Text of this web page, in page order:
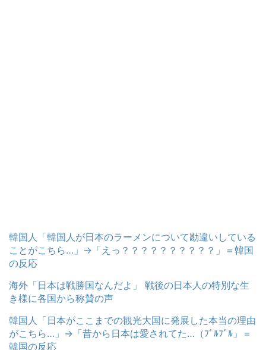
韓国人「韓国人が日本のラーメンについて勘違いしている
ことがこちら…」→「えっ？？？？？？？？？？」＝韓国
の反応
海外「日本は戦勝国なんだよ」 戦後の日本人の特別な生
き様に各国から称賛の声
韓国人「日本がここまでの観光大国に発展した本当の理由
がこちら…」→「昔から日本は愛されてた…（ﾌﾞﾙﾌﾞﾙ」＝
韓国の反応